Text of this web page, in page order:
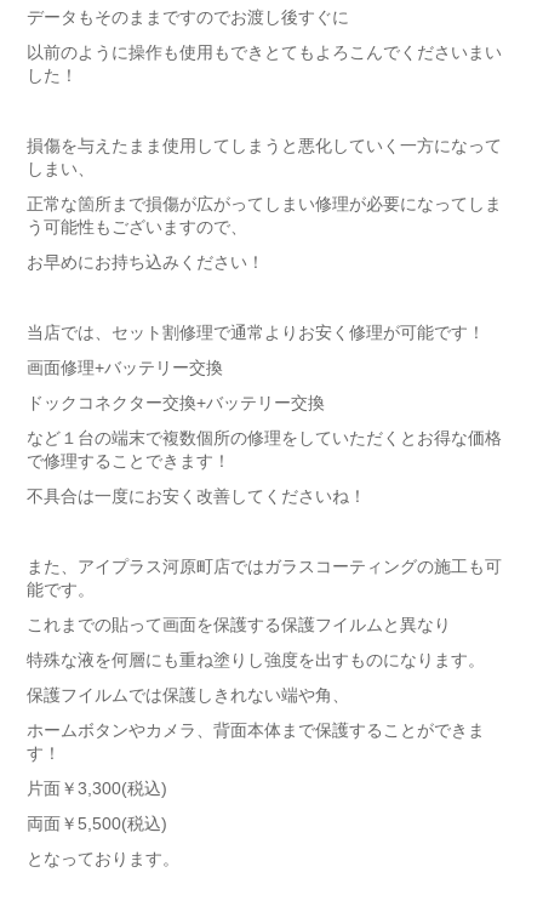
データもそのままですのでお渡し後すぐに
以前のように操作も使用もできとてもよろこんでくださいまい
した！
損傷を与えたまま使用してしまうと悪化していく一方になって
しまい、
正常な箇所まで損傷が広がってしまい修理が必要になってしま
う可能性もございますので、
お早めにお持ち込みください！
当店では、セット割修理で通常よりお安く修理が可能です！
画面修理+バッテリー交換
ドックコネクター交換+バッテリー交換
など１台の端末で複数個所の修理をしていただくとお得な価格
で修理することできます！
不具合は一度にお安く改善してくださいね！
また、アイプラス河原町店ではガラスコーティングの施工も可
能です。
これまでの貼って画面を保護する保護フイルムと異なり
特殊な液を何層にも重ね塗りし強度を出すものになります。
保護フイルムでは保護しきれない端や角、
ホームボタンやカメラ、背面本体まで保護することができま
す！
片面￥3,300(税込)
両面￥5,500(税込)
となっております。